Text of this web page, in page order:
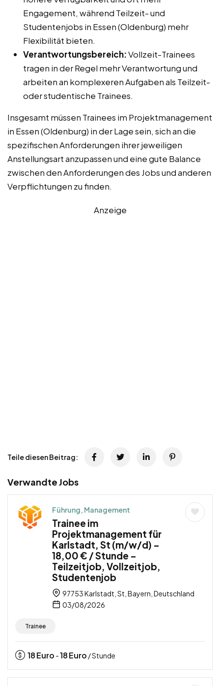
Engagement, während Teilzeit- und
Studentenjobs in Essen (Oldenburg) mehr
Flexibilität bieten.
Verantwortungsbereich:Vollzeit-Trainees
tragen in der Regel mehr Verantwortung und
arbeiten an komplexeren Aufgaben als Teilzeit-
oder studentische Trainees.
Insgesamt müssen Trainees im Projektmanagement
in Essen (Oldenburg) in der Lage sein, sich an die
spezifischen Anforderungen ihrer jeweiligen
Anstellungsart anzupassen und eine gute Balance
zwischen den Anforderungen des Jobs und anderen
Verpflichtungen zu finden.
Anzeige
Teile diesen Beitrag:
Verwandte Jobs
Führung, Management
Trainee im
Projektmanagement für
Karlstadt, St (m/w/d) –
18,00 € / Stunde –
Teilzeitjob, Vollzeitjob,
Studentenjob
97753 Karlstadt, St, Bayern, Deutschland
03/08/2026
Trainee
18Euro -18Euro / Stunde